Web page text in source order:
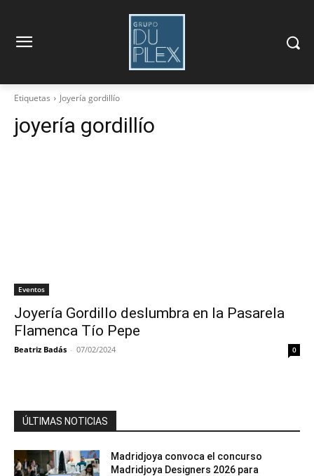
Etiquetas Joyería gordillío
joyería gordillío
Eventos
Joyería Gordillo deslumbra en la Pasarela
Flamenca Tío Pepe
Beatriz Badás - 07/02/2024 0
ÚLTIMAS NOTICIAS
Madridjoya convoca el concurso
Madridjoya Designers 2026 para